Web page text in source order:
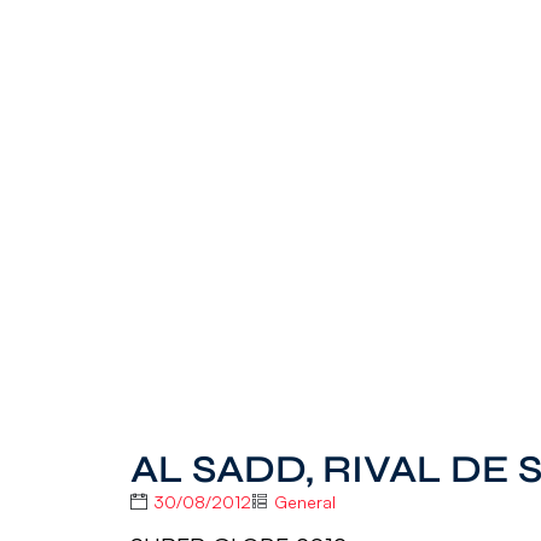
AL SADD, RIVAL DE
30/08/2012 General